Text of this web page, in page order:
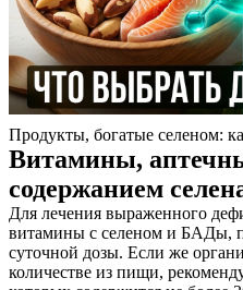
Продукты, богатые селеном:
Витамины,
содержанием
Для лечения выраженного
витамины с селеном и БАДы,
суточной дозы. Если же
количестве из пищи,